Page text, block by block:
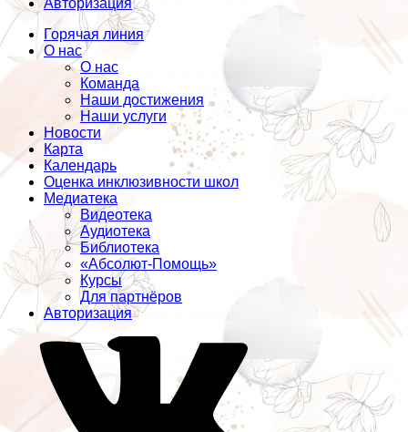
Авторизация
Горячая линия
О нас
О нас
Команда
Наши достижения
Наши услуги
Новости
Карта
Календарь
Оценка инклюзивности школ
Медиатека
Видеотека
Аудиотека
Библиотека
«Абсолют-Помощь»
Курсы
Для партнёров
Авторизация